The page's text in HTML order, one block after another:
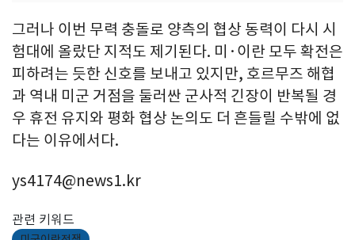
그러나 이번 무력 충돌로 양측의 협상 동력이 다시 시
험대에 올랐단 지적도 제기된다. 미·이란 모두 확전은
피하려는 듯한 신호를 보내고 있지만, 호르무즈 해협
과 역내 미군 거점을 둘러싼 군사적 긴장이 반복될 경
우 휴전 유지와 평화 협상 논의도 더 흔들릴 수밖에 없
다는 이유에서다.
ys4174@news1.kr
관련 키워드